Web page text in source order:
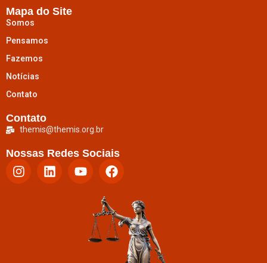
Mapa do Site
Somos
Pensamos
Fazemos
Notícias
Contato
Contato
themis@themis.org.br
Nossas Redes Sociais